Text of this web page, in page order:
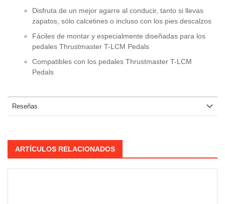
Disfruta de un mejor agarre al conducir, tanto si llevas
zapatos, sólo calcetines o incluso con los pies descalzos
Fáciles de montar y especialmente diseñadas para los
pedales Thrustmaster T-LCM Pedals
Compatibles con los pedales Thrustmaster T-LCM
Pedals
Reseñas
ARTÍCULOS RELACIONADOS